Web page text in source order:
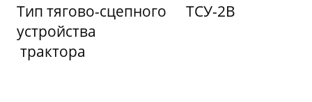
Тип тягово-сцепного
устройства
трактора
ТСУ-2В